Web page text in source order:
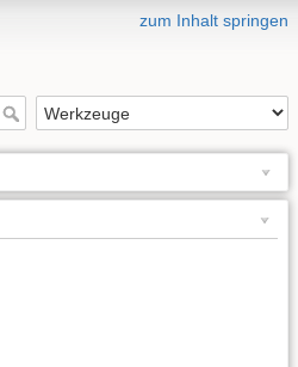
zum Inhalt springen